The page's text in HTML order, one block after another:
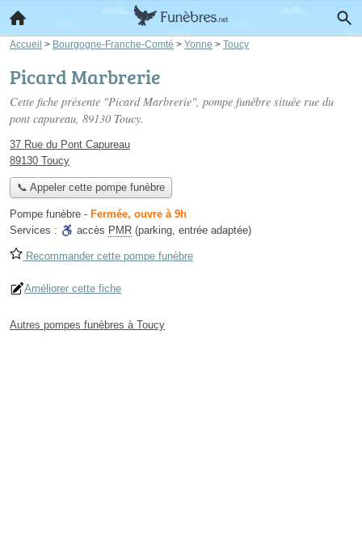
Accueil > Bourgogne-Franche-Comté > Yonne > Toucy
Picard Marbrerie
Cette fiche présente "Picard Marbrerie", pompe funèbre située rue du
pont capureau, 89130 Toucy.
37 Rue du Pont Capureau
89130 Toucy
📞 Appeler cette pompe funèbre
Pompe funèbre - Fermée, ouvre à 9h
Services :
accès PMR (parking, entrée adaptée)
Recommander cette pompe funèbre
Améliorer cette fiche
Autres pompes funèbres à Toucy